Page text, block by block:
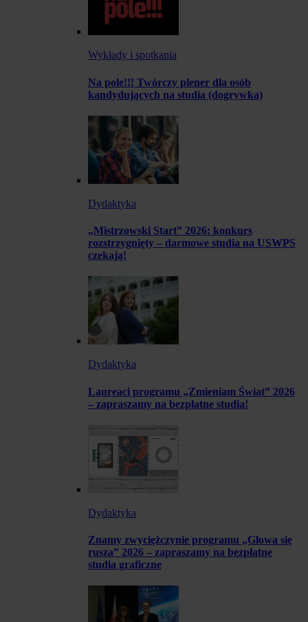
Wykłady i spotkania
Na pole!!! Twórczy plener dla osób
kandydujących na studia (dogrywka)
Dydaktyka
„Mistrzowski Start” 2026: konkurs
rozstrzygnięty – darmowe studia na USWPS
czekają!
Dydaktyka
Laureaci programu „Zmieniam Świat” 2026
– zapraszamy na bezpłatne studia!
Dydaktyka
Znamy zwyciężczynie programu „Głowa się
rusza” 2026 – zapraszamy na bezpłatne
studia graficzne